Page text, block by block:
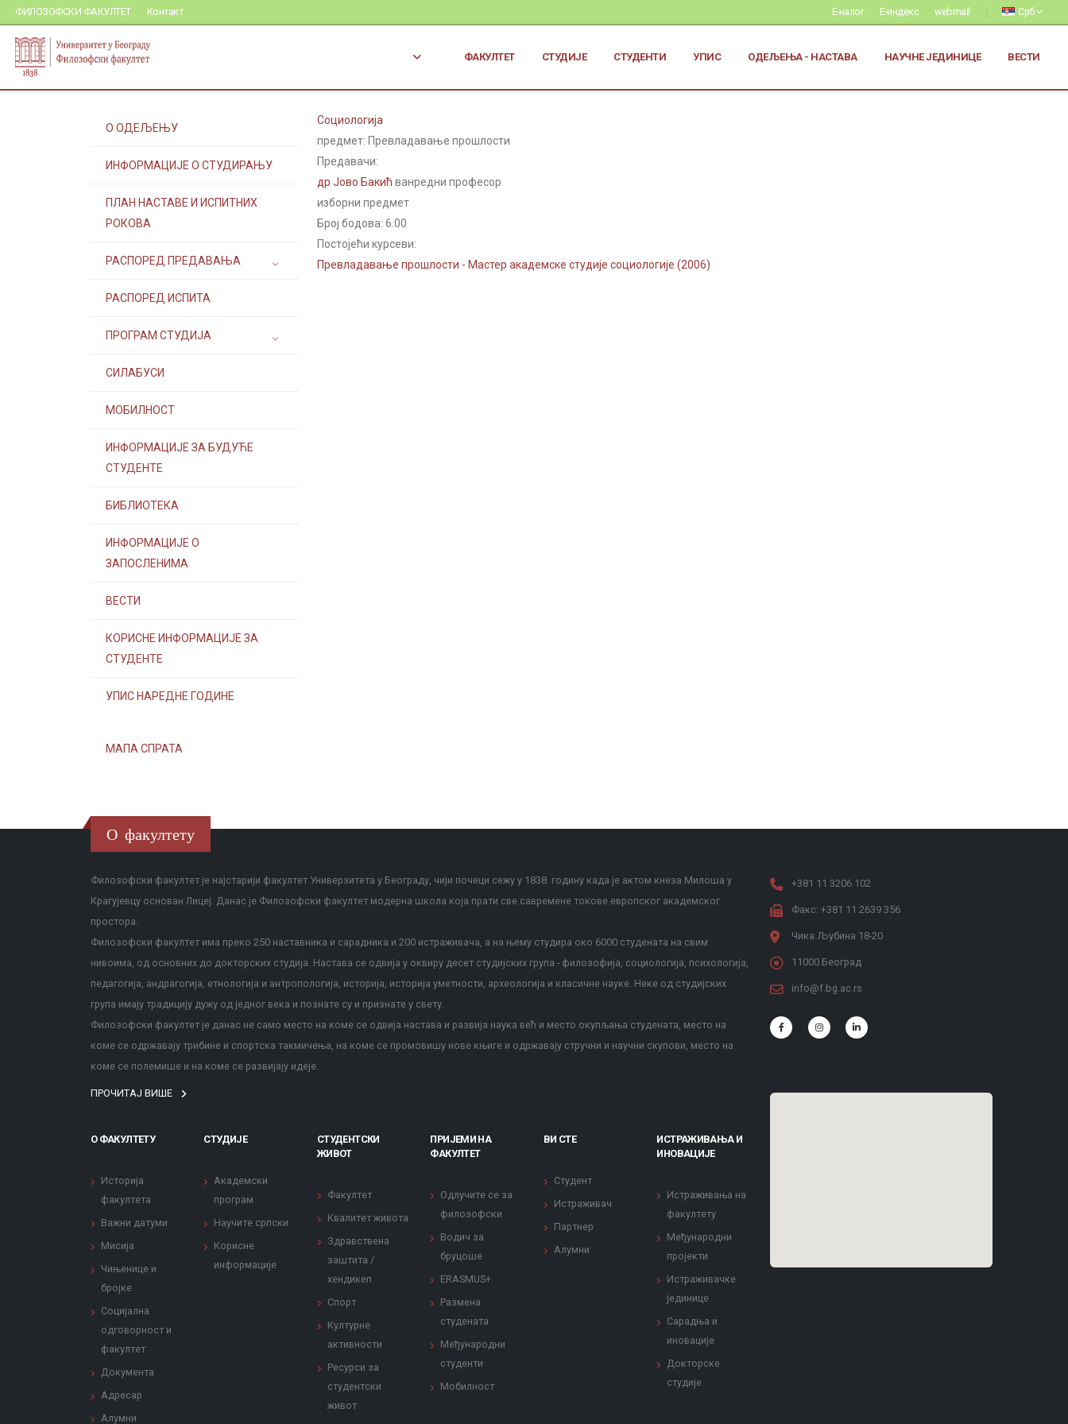
ФИЛОЗОФСКИ ФАКУЛТЕТ Контакт Е-налог Е-индекс webmail Срб
ФАКУЛТЕТ СТУДИЈЕ СТУДЕНТИ УПИС ОДЕЉЕЊА - НАСТАВА НАУЧНЕ ЈЕДИНИЦЕ ВЕСТИ
О ОДЕЉЕЊУ
ИНФОРМАЦИЈЕ О СТУДИРАЊУ
ПЛАН НАСТАВЕ И ИСПИТНИХ
РОКОВА
РАСПОРЕД ПРЕДАВАЊА
РАСПОРЕД ИСПИТА
ПРОГРАМ СТУДИЈА
СИЛАБУСИ
МОБИЛНОСТ
ИНФОРМАЦИЈЕ ЗА БУДУЋЕ
СТУДЕНТЕ
БИБЛИОТЕКА
ИНФОРМАЦИЈЕ О
ЗАПОСЛЕНИМА
ВЕСТИ
КОРИСНЕ ИНФОРМАЦИЈЕ ЗА
СТУДЕНТЕ
УПИС НАРЕДНЕ ГОДИНЕ
МАПА СПРАТА
Социологија
предмет: Превладавање прошлости
Предавачи:
др Јово Бакић ванредни професор
изборни предмет
Број бодова: 6.00
Постојећи курсеви:
Превладавање прошлости - Мастер академске студије социологије (2006)
О факултету
Филозофски факултет је најстарији факултет Универзитета у Београду, чији почеци сежу у 1838. годину када је актом кнеза Милоша у
Крагујевцу основан Лицеј. Данас је Филозофски факултет модерна школа која прати све савремене токове европског академског
простора.
Филозофски факултет има преко 250 наставника и сарадника и 200 истраживача, а на њему студира око 6000 студената на свим
нивоима, од основних до докторских студија. Настава се одвија у оквиру десет студијских група - филозофија, социологија, психологија,
педагогија, андрагогија, етнологија и антропологија, историја, историја уметности, археологија и класичне науке. Неке од студијских
група имају традицију дужу од једног века и познате су и признате у свету.
Филозофски факултет је данас не само место на коме се одвија настава и развија наука већ и место окупљања студената, место на
коме се одржавају трибине и спортска такмичења, на коме се промовишу нове књиге и одржавају стручни и научни скупови, место на
коме се полемише и на коме се развијају идеје.
ПРОЧИТАЈ ВИШЕ
О ФАКУЛТЕТУ
Историја
факултета
Важни датуми
Мисија
Чињенице и
бројке
Социјална
одговорност и
факултет
Документа
Адресар
Алумни
СТУДИЈЕ
Академски
програм
Научите српски
Корисне
информације
СТУДЕНТСКИ
ЖИВОТ
Факултет
Квалитет живота
Здравствена
заштита /
хендикеп
Спорт
Културне
активности
Ресурси за
студентски
живот
ПРИЈЕМИ НА
ФАКУЛТЕТ
Одлучите се за
филозофски
Водич за
бруцоше
ERASMUS+
Размена
студената
Међународни
студенти
Мобилност
ВИ СТЕ
Студент
Истраживач
Партнер
Алумни
ИСТРАЖИВАЊА И
ИНОВАЦИЈЕ
Истраживања на
факултету
Међународни
пројекти
Истраживачке
јединице
Сарадња и
иновације
Докторске
студије
+381 11 3206 102
Факс: +381 11 2639 356
Чика Љубина 18-20
11000 Београд
info@f.bg.ac.rs